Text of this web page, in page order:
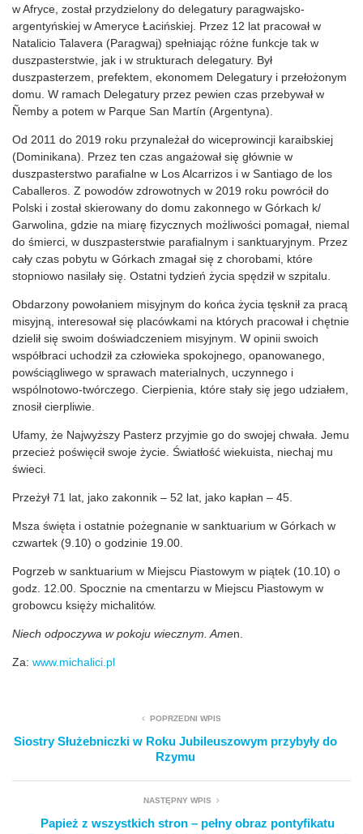
w Afryce, został przydzielony do delegatury paragwajsko-
argentyńskiej w Ameryce Łacińskiej. Przez 12 lat pracował w
Natalicio Talavera (Paragwaj) spełniając różne funkcje tak w
duszpasterstwie, jak i w strukturach delegatury. Był
duszpasterzem, prefektem, ekonomem Delegatury i przełożonym
domu. W ramach Delegatury przez pewien czas przebywał w
Ñemby a potem w Parque San Martín (Argentyna).
Od 2011 do 2019 roku przynależał do wiceprowincji karaibskiej
(Dominikana). Przez ten czas angażował się głównie w
duszpasterstwo parafialne w Los Alcarrizos i w Santiago de los
Caballeros. Z powodów zdrowotnych w 2019 roku powrócił do
Polski i został skierowany do domu zakonnego w Górkach k/
Garwolina, gdzie na miarę fizycznych możliwości pomagał, niemal
do śmierci, w duszpasterstwie parafialnym i sanktuaryjnym. Przez
cały czas pobytu w Górkach zmagał się z chorobami, które
stopniowo nasilały się. Ostatni tydzień życia spędził w szpitalu.
Obdarzony powołaniem misyjnym do końca życia tęsknił za pracą
misyjną, interesował się placówkami na których pracował i chętnie
dzielił się swoim doświadczeniem misyjnym. W opinii swoich
współbraci uchodził za człowieka spokojnego, opanowanego,
powściągliwego w sprawach materialnych, uczynnego i
wspólnotowo-twórczego. Cierpienia, które stały się jego udziałem,
znosił cierpliwie.
Ufamy, że Najwyższy Pasterz przyjmie go do swojej chwała. Jemu
przecież poświęcił swoje życie. Światłość wiekuista, niechaj mu
świeci.
Przeżył 71 lat, jako zakonnik – 52 lat, jako kapłan – 45.
Msza święta i ostatnie pożegnanie w sanktuarium w Górkach w
czwartek (9.10) o godzinie 19.00.
Pogrzeb w sanktuarium w Miejscu Piastowym w piątek (10.10) o
godz. 12.00. Spocznie na cmentarzu w Miejscu Piastowym w
grobowcu księży michalitów.
Niech odpoczywa w pokoju wiecznym. Amen.
Za: www.michalici.pl
POPRZEDNI WPIS
Siostry Służebniczki w Roku Jubileuszowym przybyły do
Rzymu
NASTĘPNY WPIS
Papież z wszystkich stron – pełny obraz pontyfikatu